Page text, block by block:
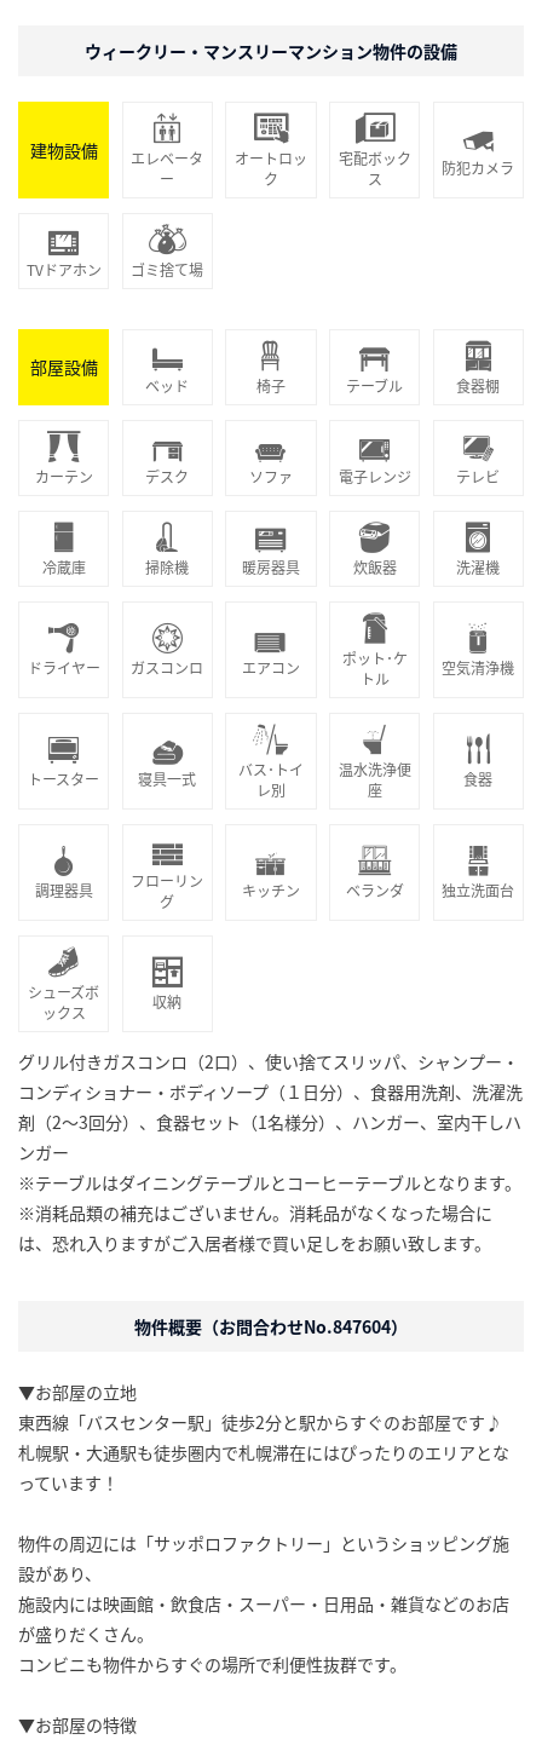
ウィークリー・マンスリーマンション物件の設備
建物設備
エレベータ
ー
オートロッ
ク
宅配ボック
ス
防犯カメラ
TVドアホン ゴミ捨て場
部屋設備
ベッド 椅子 テーブル 食器棚
カーテン デスク ソファ 電子レンジ テレビ
冷蔵庫 掃除機 暖房器具 炊飯器 洗濯機
ドライヤー ガスコンロ エアコン
ポット･ケ
トル
空気清浄機
トースター 寝具一式
バス･トイ
レ別
温水洗浄便
座
食器
調理器具
フローリン
グ
キッチン ベランダ 独立洗面台
シューズボ
ックス
収納
グリル付きガスコンロ（2口）、使い捨てスリッパ、シャンプー・
コンディショナー・ボディソープ（１日分）、食器用洗剤、洗濯洗
剤（2～3回分）、食器セット（1名様分）、ハンガー、室内干しハ
ンガー
※テーブルはダイニングテーブルとコーヒーテーブルとなります。
※消耗品類の補充はございません。消耗品がなくなった場合に
は、恐れ入りますがご入居者様で買い足しをお願い致します。
物件概要（お問合わせNo.847604）
▼お部屋の立地
東西線「バスセンター駅」徒歩2分と駅からすぐのお部屋です♪
札幌駅・大通駅も徒歩圏内で札幌滞在にはぴったりのエリアとな
っています！
物件の周辺には「サッポロファクトリー」というショッピング施
設があり、
施設内には映画館・飲食店・スーパー・日用品・雑貨などのお店
が盛りだくさん。
コンビニも物件からすぐの場所で利便性抜群です。
▼お部屋の特徴